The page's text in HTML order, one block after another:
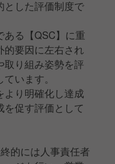
とした評価制度で
ある【QSC】に重
的要因に左右され
取り組み姿勢を評
います。
より明確化し達成
を促す評価として
的には人事責任者